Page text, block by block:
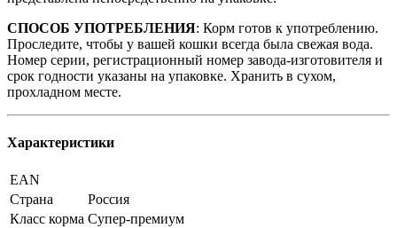
СПОСОБ УПОТРЕБЛЕНИЯ: Корм готов к употреблению.
Проследите, чтобы у вашей кошки всегда была свежая вода.
Номер серии, регистрационный номер завода-изготовителя и
срок годности указаны на упаковке. Хранить в сухом,
прохладном месте.
Характеристики
EAN
Страна
Россия
Класс корма Супер-премиум